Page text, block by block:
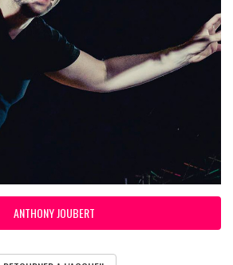
ANTHONY JOUBERT